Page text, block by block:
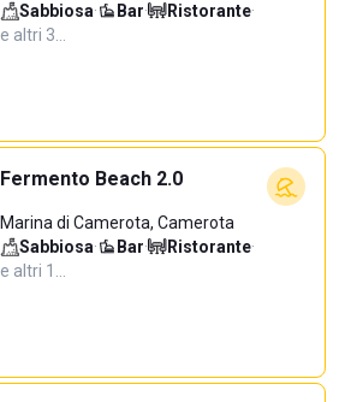
Sabbiosa· Bar· Ristorante·
e altri 3…
Fermento Beach 2.0
Marina di Camerota, Camerota
Sabbiosa· Bar· Ristorante·
e altri 1…